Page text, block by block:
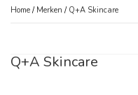
Home / Merken / Q+A Skincare
Q+A Skincare